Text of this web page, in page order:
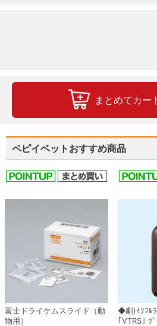
まとめてカー
ペピイベットおすすめ商品
富士ドライケムスライド（動
物用）
◆劇)ｲｿﾌﾙ
｢VTRS｣ ｳ